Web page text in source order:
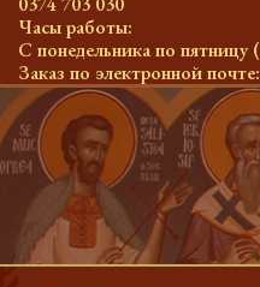
Часы работы:
С понедельника по пятницу
Заказ по электронной почте: